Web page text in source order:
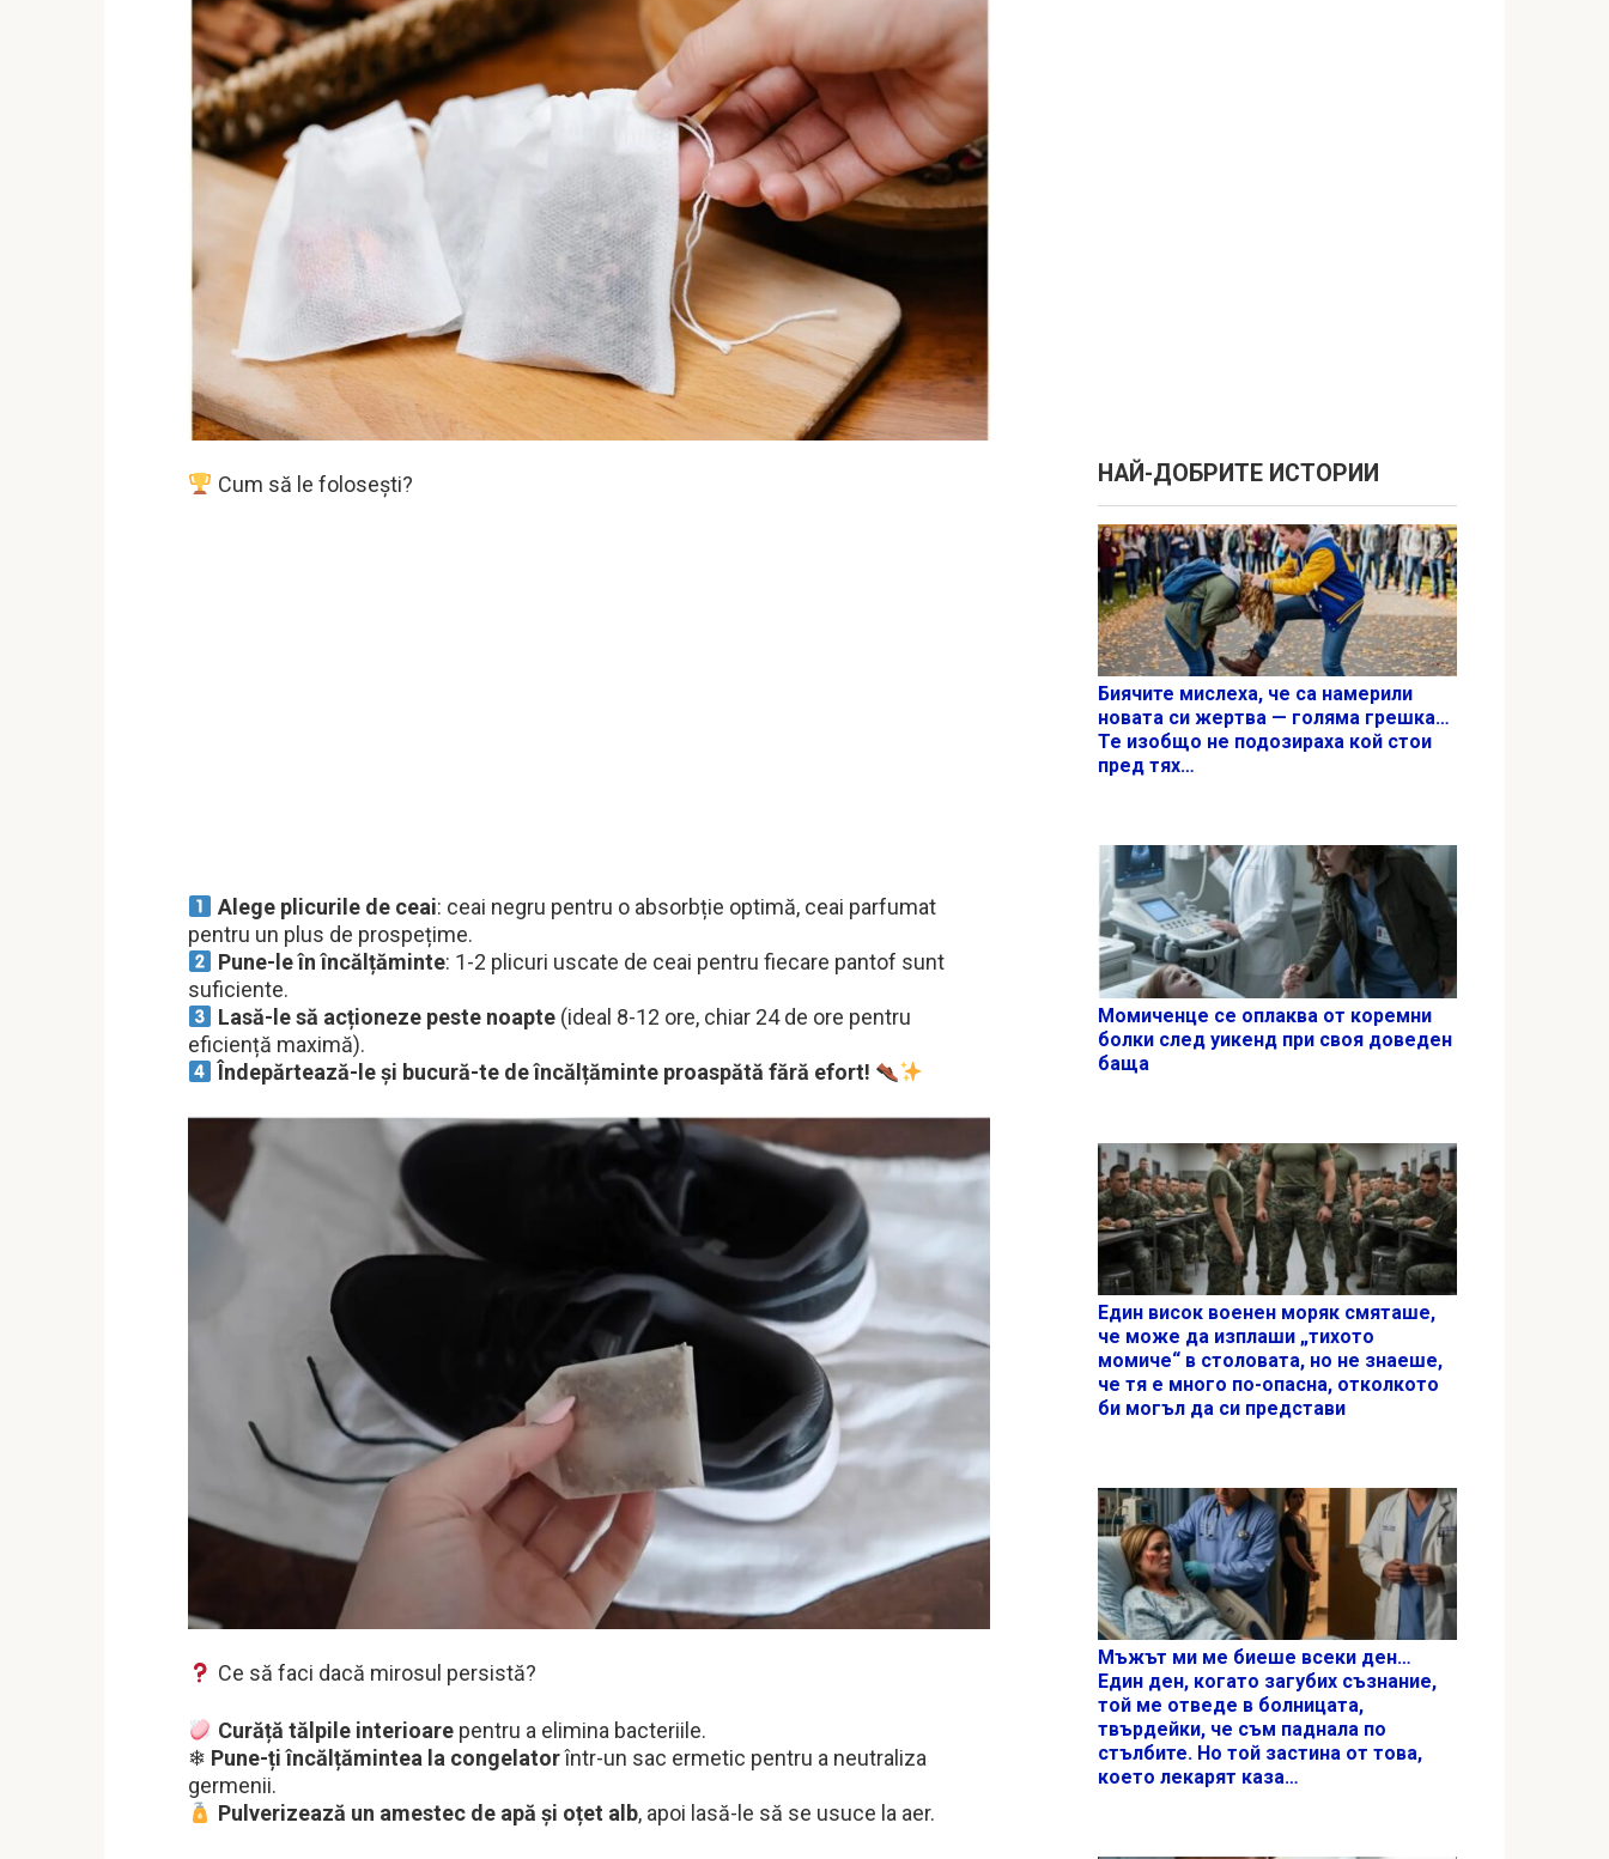
Cum să le folosești?
Alege plicurile de ceai: ceai negru pentru o absorbție optimă, ceai parfumat
pentru un plus de prospețime.
Pune-le în încălțăminte: 1-2 plicuri uscate de ceai pentru fiecare pantof sunt
suficiente.
Lasă-le să acționeze peste noapte(ideal 8-12 ore, chiar 24 de ore pentru
eficiență maximă).
Îndepărtează-le și bucură-te de încălțăminte proaspătă fără efort!
Ce să faci dacă mirosul persistă?
Curăță tălpile interioarepentru a elimina bacteriile.
❄ Pune-ți încălțămintea la congelatorîntr-un sac ermetic pentru a neutraliza
germenii.
Pulverizează un amestec de apă și oțet alb, apoi lasă-le să se usuce la aer.
НАЙ-ДОБРИТЕ ИСТОРИИ
Биячите мислеха, че са намерили
новата си жертва — голяма грешка…
Те изобщо не подозираха кой стои
пред тях…
Момиченце се оплаква от коремни
болки след уикенд при своя доведен
баща
Един висок военен моряк смяташе,
че може да изплаши „тихото
момиче“ в столовата, но не знаеше,
че тя е много по-опасна, отколкото
би могъл да си представи
Мъжът ми ме биеше всеки ден…
Един ден, когато загубих съзнание,
той ме отведе в болницата,
твърдейки, че съм паднала по
стълбите. Но той застина от това,
което лекарят каза…